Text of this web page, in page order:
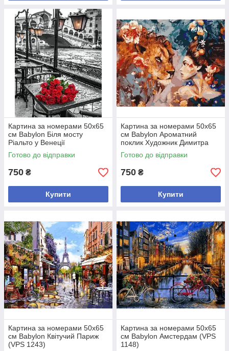
Картина за номерами 50х65
см Babylon Біля мосту
Ріальто у Венеції
Фотохудожник Ассаф Франк
(VPS 694)
Готово до відправки
750 ₴
Купити
Картина за номерами 50х65
см Babylon Ароматний
поклик Художник Димитра
Мілан (VPS 965)
Готово до відправки
750 ₴
Купити
Картина за номерами 50х65
см Babylon Квітучий Париж
(VPS 1243)
Картина за номерами 50х65
см Babylon Амстердам (VPS
1148)